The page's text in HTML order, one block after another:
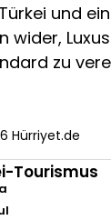
und
wider,
zu
Hürriyet.de
Tourismus